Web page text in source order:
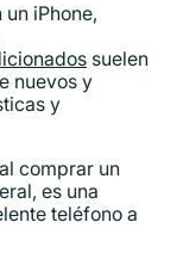
iPhone,
suelen
nuevos y
y
comprar un
es una
teléfono a